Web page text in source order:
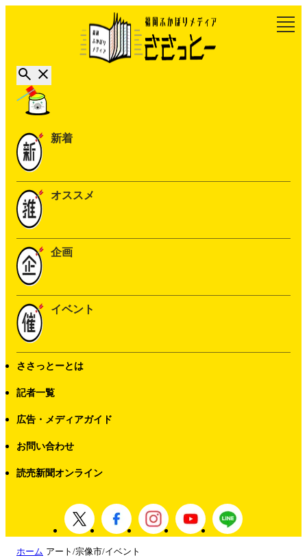
新着
オススメ
企画
イベント
ささっとーとは
記者一覧
広告・メディアガイド
お問い合わせ
読売新聞オンライン
ホーム アート/宗像市/イベント